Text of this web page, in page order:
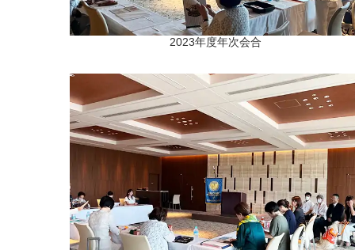
2023年度年次会合